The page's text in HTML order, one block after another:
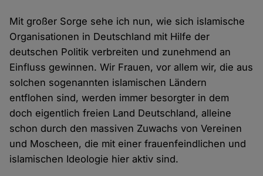
Mit großer Sorge sehe ich nun, wie sich islamische
Organisationen in Deutschland mit Hilfe der
deutschen Politik verbreiten und zunehmend an
Einfluss gewinnen. Wir Frauen, vor allem wir, die aus
solchen sogenannten islamischen Ländern
entflohen sind, werden immer besorgter in dem
doch eigentlich freien Land Deutschland, alleine
schon durch den massiven Zuwachs von Vereinen
und Moscheen, die mit einer frauenfeindlichen und
islamischen Ideologie hier aktiv sind.